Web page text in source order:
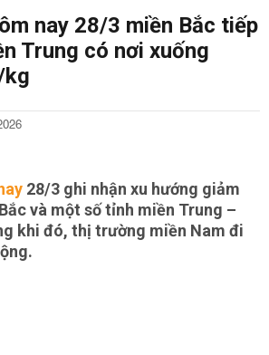
nay 28/3 miền Bắc tiếp
Trung có nơi xuống
kg
28/3 ghi nhận xu hướng giảm
và một số tỉnh miền Trung –
khi đó, thị trường miền Nam đi